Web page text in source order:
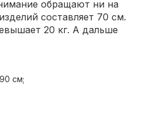
обращают ни на
составляет 70 см.
20 кг. А дальше
см;